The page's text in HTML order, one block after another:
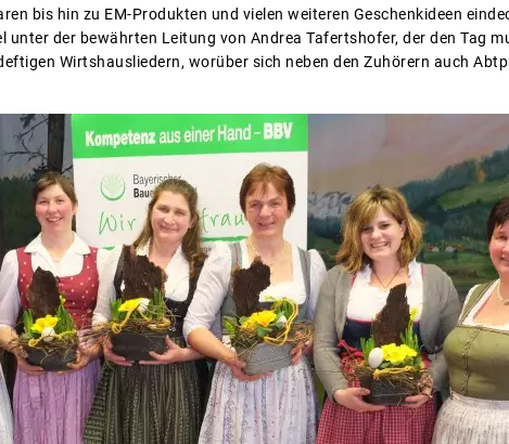
bis hin zu EM-Produkten und vielen weiteren Geschenkideen
der bewährten Leitung von Andrea Tafertshofer, der den Tag
Wirtshausliedern, worüber sich neben den Zuhörern auch